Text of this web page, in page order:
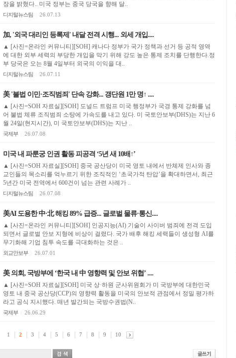
장을 밝혔다.. 미국 정부는 중국 당국을 향해 달..
디지털뉴스팀 26.07.13
加, '외국 대리인 등록제' 내달 전격 시행... 외세 개입....
▲ [사진=온라인 커뮤니티][SOH] 캐나다 정부가 국가 정책과 선거 등 공적 영역
에 대한 외부 세력의 부당한 개입을 막기 위해 강도 높은 통제 조치를 단행한다.정
부 당국은 오는 8월 4일부터 외국의 이익을 대..
디지털뉴스팀 26.07.11
美 '불법 이민·조직범죄' 단속 강화... 갱단원 1만 명↑ ....
▲ [사진=SOH 자료실][SOH] 도널드 트럼프 미국 행정부가 국경 통제 강화를 넘
어 불법 체류 조직범죄 소탕에 가속도를 내고 있다. 미 국토안보부(DHS)는 지난 6
월 24일(현지시간), 미 국토안보부(DHS)는 지난 ..
국제부 26.07.08
미국 내 파룬궁 인권 활동 피공격 ‘5년 새 10배↑’
▲ [사진=SOH 자료실][SOH] 중국 공산당이 미국 영토 내에서 반체제 인사와 종
교인들의 목소리를 억누르기 위한 조직적인 ‘초국가적 탄압’을 확대하면서, 최근
5년간 미국 전역에서 600건이 넘는 관련 사례가 ..
디지털뉴스팀 26.07.08
美AI 도용한 中·北 해킹 89% 급증... 글로벌 물류·통신....
▲ [사진=온라인 커뮤니티][SOH] 인공지능(AI) 기술이 사이버 범죄에 전격 도입
되면서 글로벌 안보 지형에 비상이 걸렸다. 국가 배후 해킹 세력들이 생성형 AI를
무기화해 기업 침투 속도를 극대화하는 것은 ..
외교안보부 26.07.01
美 의회, 국방부에 ‘한국 내 中 영향력 및 안보 위협’ ....
▲ [사진=SOH 자료실][SOH] 미국 상·하원 군사위원회가 미 국방부에 대한민국
영토 내 중국 공산당(CCP)의 영향력 활동을 미국의 안보적 관점에서 정밀 평가하
라고 공식 지시했다. 매년 발간되는 국방수권법(N..
국제부 26.06.29
1 2 3 4 5 6 7 8 9 10